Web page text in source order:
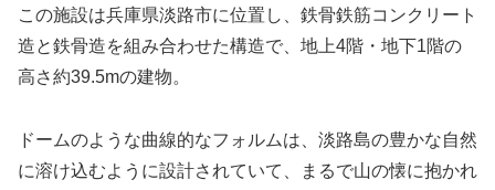
この施設は兵庫県淡路市に位置し、鉄骨鉄筋コンクリート
造と鉄骨造を組み合わせた構造で、地上4階・地下1階の
高さ約39.5mの建物。
ドームのような曲線的なフォルムは、淡路島の豊かな自然
に溶け込むように設計されていて、まるで山の懐に抱かれ